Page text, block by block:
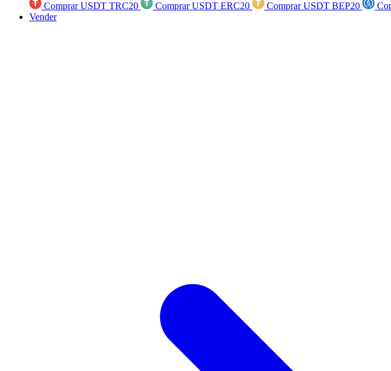
Comprar USDT TRC20
Comprar USDT ERC20 Comprar USDT BEP20
Vender